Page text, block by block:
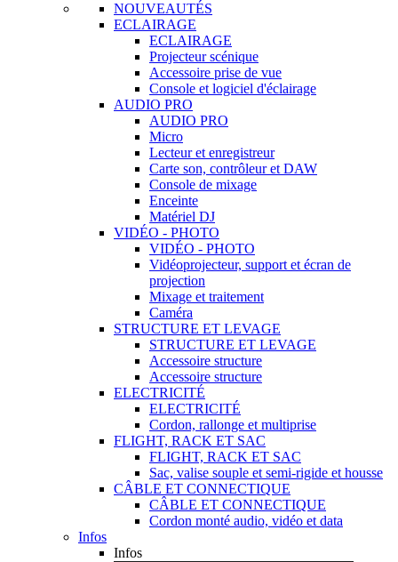
NOUVEAUTÉS
ECLAIRAGE
ECLAIRAGE
Projecteur scénique
Accessoire prise de vue
Console et logiciel d'éclairage
AUDIO PRO
AUDIO PRO
Micro
Lecteur et enregistreur
Carte son, contrôleur et DAW
Console de mixage
Enceinte
Matériel DJ
VIDÉO - PHOTO
VIDÉO - PHOTO
Vidéoprojecteur, support et écran de
projection
Mixage et traitement
Caméra
STRUCTURE ET LEVAGE
STRUCTURE ET LEVAGE
Accessoire structure
Accessoire structure
ELECTRICITÉ
ELECTRICITÉ
Cordon, rallonge et multiprise
FLIGHT, RACK ET SAC
FLIGHT, RACK ET SAC
Sac, valise souple et semi-rigide et housse
CÂBLE ET CONNECTIQUE
CÂBLE ET CONNECTIQUE
Cordon monté audio, vidéo et data
Infos
Infos